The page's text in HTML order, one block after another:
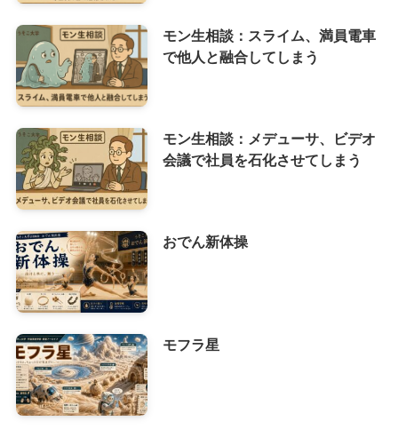
モン生相談：スライム、満員電車
で他人と融合してしまう
モン生相談：メデューサ、ビデオ
会議で社員を石化させてしまう
おでん新体操
モフラ星